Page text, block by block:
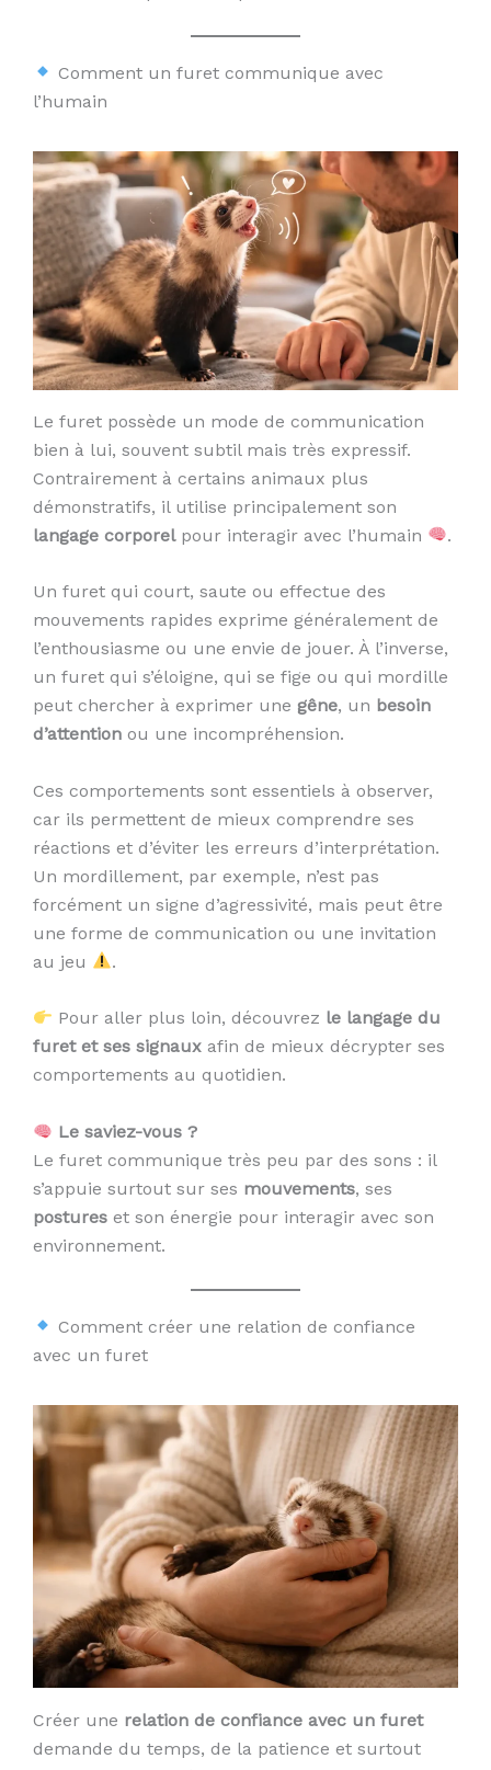
Comment un furet communique avec
l’humain
Le furet possède un mode de communication
bien à lui, souvent subtil mais très expressif.
Contrairement à certains animaux plus
démonstratifs, il utilise principalement son
langage corporelpour interagir avec l’humain .
Un furet qui court, saute ou effectue des
mouvements rapides exprime généralement de
l’enthousiasme ou une envie de jouer. À l’inverse,
un furet qui s’éloigne, qui se fige ou qui mordille
peut chercher à exprimer une gêne, un besoin
d’attention ou une incompréhension.
Ces comportements sont essentiels à observer,
car ils permettent de mieux comprendre ses
réactions et d’éviter les erreurs d’interprétation.
Un mordillement, par exemple, n’est pas
forcément un signe d’agressivité, mais peut être
une forme de communication ou une invitation
au jeu
.
Pour aller plus loin, découvrez le langage du
furet et ses signaux afin de mieux décrypter ses
comportements au quotidien.
Le saviez-vous ?
Le furet communique très peu par des sons : il
s’appuie surtout sur ses mouvements, ses
postures et son énergie pour interagir avec son
environnement.
Comment créer une relation de confiance
avec un furet
Créer une relation de confiance avec un furet
demande du temps, de la patience et surtout